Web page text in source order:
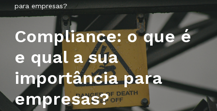
para empresas?
Compliance: o que é
e qual a sua
importância para
empresas?